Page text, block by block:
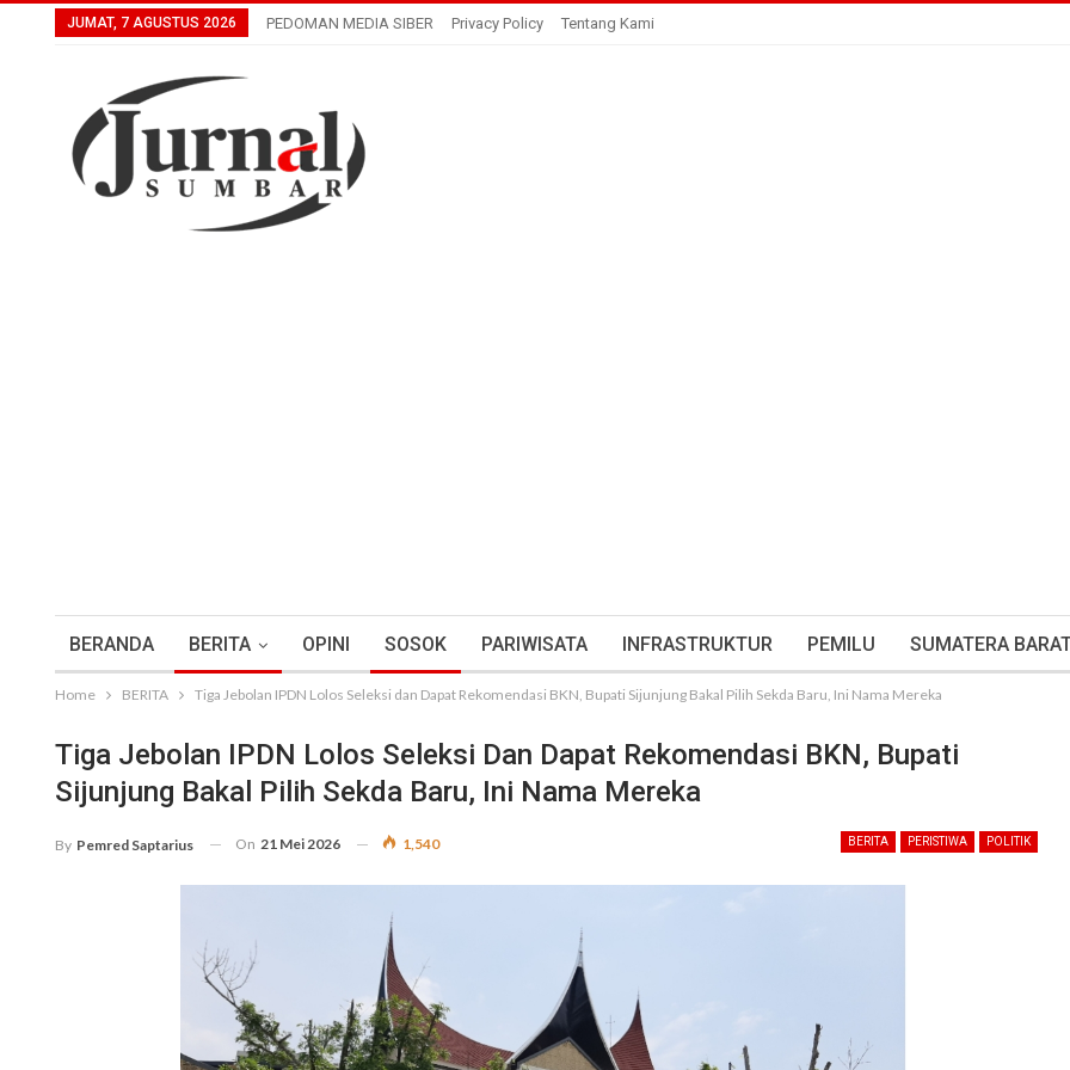
JUMAT, 7 AGUSTUS 2026 PEDOMAN MEDIA SIBER Privacy Policy Tentang Kami
BERANDA BERITA OPINI SOSOK PARIWISATA INFRASTRUKTUR PEMILU SUMATERA
Home BERITA Tiga Jebolan IPDN Lolos Seleksi dan Dapat Rekomendasi BKN, Bupati Sijunjung Bakal Pilih Sekda Baru, Ini Nama Mereka
Tiga Jebolan IPDN Lolos Seleksi Dan Dapat Rekomendasi BKN, Bupati
Sijunjung Bakal Pilih Sekda Baru, Ini Nama Mereka
BERITA PERISTIWA POLITIK
By Pemred Saptarius On 21 Mei 2026 1,540